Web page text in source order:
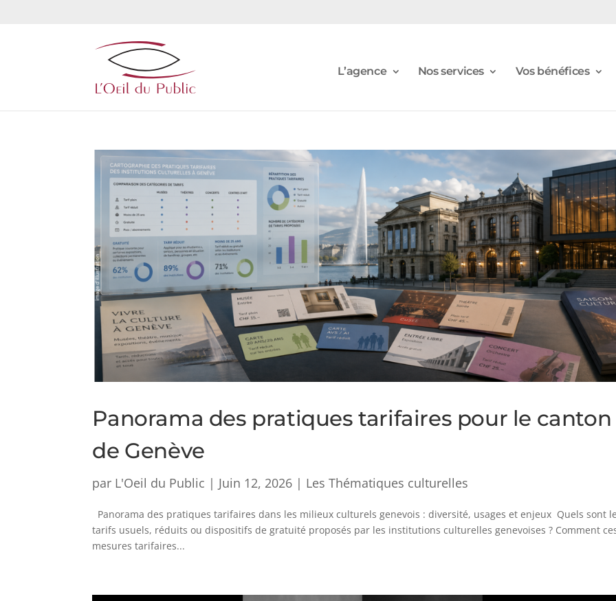
L’agence Nos services Vos bénéfices
Panorama des pratiques tarifaires pour le canton
de Genève
par L'Oeil du Public | Juin 12, 2026 | Les Thématiques culturelles
Panorama des pratiques tarifaires dans les milieux culturels genevois : diversité, usages et enjeux Quels sont
tarifs usuels, réduits ou dispositifs de gratuité proposés par les institutions culturelles genevoises ? Comment
mesures tarifaires...